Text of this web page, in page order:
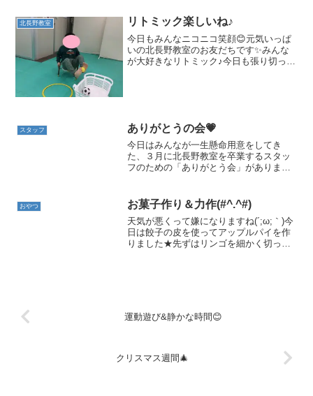
北長野教室 リトミック楽しいね♪
今日もみんなニコニコ笑顔😊元気いっぱ
いの北長野教室のお友だちです✨みんな
が大好きなリトミック♪今日も張り切って
スタッフ ありがとうの会💗
今日はみんなが一生懸命用意をしてき
た、３月に北長野教室を卒業するスタッ
フのための「ありがとう会」がありまし
を作ったり、たくさん頑張った子どもた
ちです。教室の真ん中に貼られ...
おやつ お菓子作り＆力作(#^.^#)
天気が悪くって嫌になりますね(´;ω;｀)今
日は餃子の皮を使ってアップルパイを作
りました★先ずはリンゴを細かく切って
運動遊び&静かな時間😊
クリスマス週間🎄